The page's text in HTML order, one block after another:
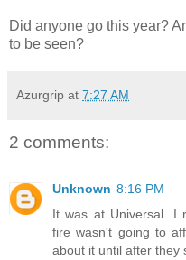
Did anyone go this year?
to be seen?
Azurgrip at 7:27 AM
2 comments:
Unknown 8:16 PM
It was at Universal. I
fire wasn't going to
about it until after they